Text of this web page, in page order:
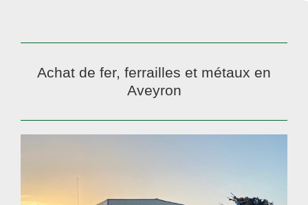
Achat de fer, ferrailles et métaux en
Aveyron